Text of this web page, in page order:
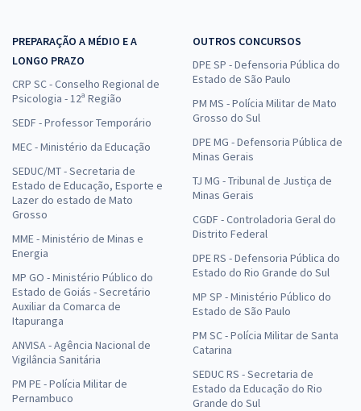
PREPARAÇÃO A MÉDIO E A
LONGO PRAZO
CRP SC - Conselho Regional de
Psicologia - 12ª Região
SEDF - Professor Temporário
MEC - Ministério da Educação
SEDUC/MT - Secretaria de
Estado de Educação, Esporte e
Lazer do estado de Mato
Grosso
MME - Ministério de Minas e
Energia
MP GO - Ministério Público do
Estado de Goiás - Secretário
Auxiliar da Comarca de
Itapuranga
ANVISA - Agência Nacional de
Vigilância Sanitária
PM PE - Polícia Militar de
Pernambuco
OUTROS CONCURSOS
DPE SP - Defensoria Pública do
Estado de São Paulo
PM MS - Polícia Militar de Mato
Grosso do Sul
DPE MG - Defensoria Pública de
Minas Gerais
TJ MG - Tribunal de Justiça de
Minas Gerais
CGDF - Controladoria Geral do
Distrito Federal
DPE RS - Defensoria Pública do
Estado do Rio Grande do Sul
MP SP - Ministério Público do
Estado de São Paulo
PM SC - Polícia Militar de Santa
Catarina
SEDUC RS - Secretaria de
Estado da Educação do Rio
Grande do Sul